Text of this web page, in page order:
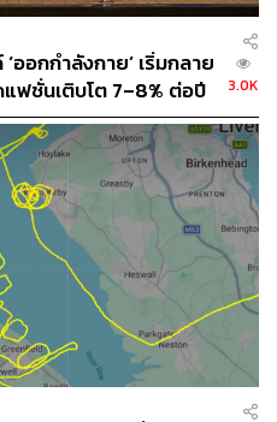
ออกกำลังกาย’ เริ่มกลาย
ฟชั่นเติบโต 7–8% ต่อปี
3.0K